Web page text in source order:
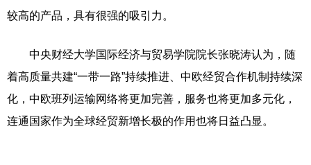
较高的产品，具有很强的吸引力。
中央财经大学国际经济与贸易学院院长张晓涛认为，随
着高质量共建“一带一路”持续推进、中欧经贸合作机制持续深
化，中欧班列运输网络将更加完善，服务也将更加多元化，
连通国家作为全球经贸新增长极的作用也将日益凸显。